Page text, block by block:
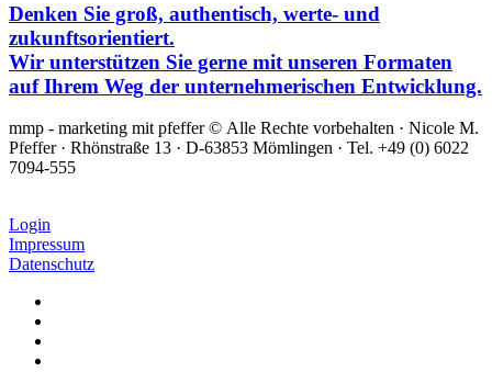
Denken Sie groß, authentisch, werte- und
zukunftsorientiert.
Wir unterstützen Sie gerne mit unseren Formaten
auf Ihrem Weg der unternehmerischen Entwicklung.
mmp - marketing mit pfeffer © Alle Rechte vorbehalten · Nicole M.
Pfeffer · Rhönstraße 13 · D-63853 Mömlingen · Tel. +49 (0) 6022
7094-555
Login
Impressum
Datenschutz